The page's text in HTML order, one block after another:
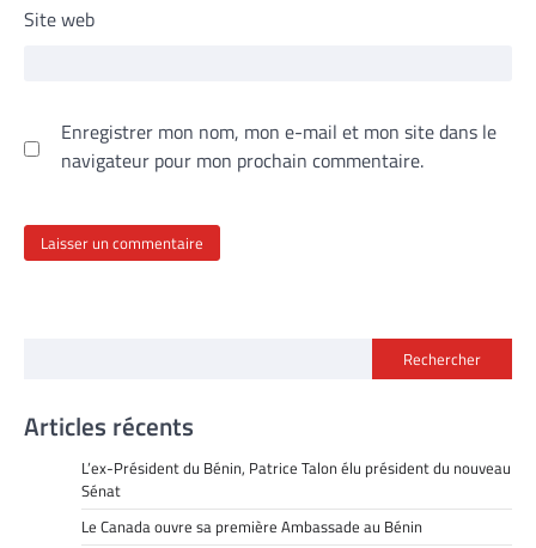
Site web
Enregistrer mon nom, mon e-mail et mon site dans le
navigateur pour mon prochain commentaire.
Rechercher
Articles récents
L’ex-Président du Bénin, Patrice Talon élu président du nouveau
Sénat
Le Canada ouvre sa première Ambassade au Bénin